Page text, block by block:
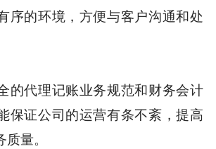
序的环境，方便与客户沟通和处
的代理记账业务规范和财务会计
保证公司的运营有条不紊，提高
量。